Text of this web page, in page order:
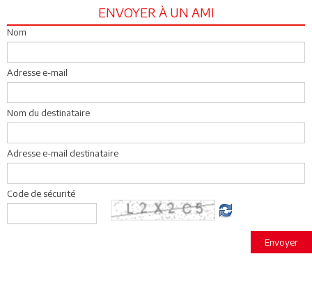
ENVOYER À UN AMI
Nom
Adresse e-mail
Nom du destinataire
Adresse e-mail destinataire
Code de sécurité
Envoyer